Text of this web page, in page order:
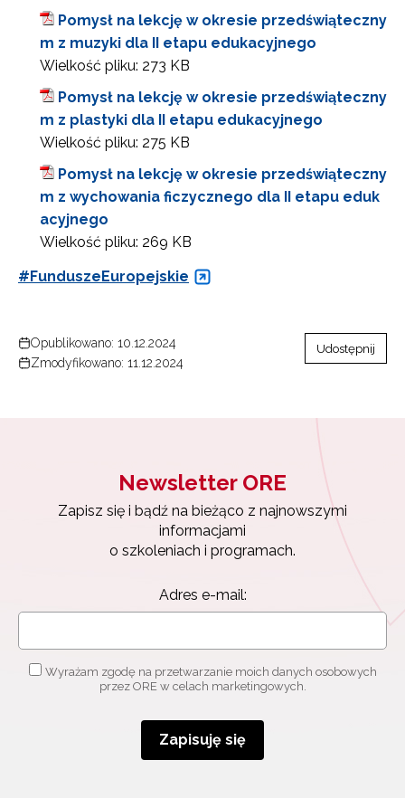
Pomysł na lekcję w okresie przedświąteczny
m z muzyki dla II etapu edukacyjnego
Wielkość pliku: 273 KB
Pomysł na lekcję w okresie przedświąteczny
m z plastyki dla II etapu edukacyjnego
Wielkość pliku: 275 KB
Pomysł na lekcję w okresie przedświąteczny
m z wychowania ficzycznego dla II etapu eduk
acyjnego
Wielkość pliku: 269 KB
#FunduszeEuropejskie
Opublikowano: 10.12.2024
Zmodyfikowano: 11.12.2024
Udostępnij
Newsletter ORE
Zapisz się i bądź na bieżąco z najnowszymi
informacjami
o szkoleniach i programach.
Adres e-mail:
Wyrażam zgodę na przetwarzanie moich danych osobowych
przez ORE w celach marketingowych.
Zapisuję się
informacjami
o szkoleniach i programach.